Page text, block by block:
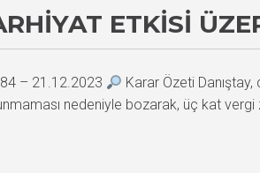
ETKISI
– 21.12.2023
Karar Özeti Danıştay,
nedeniyle bozarak, üç kat vergi